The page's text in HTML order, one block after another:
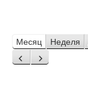
Месяц Неделя
Назад
Вперед